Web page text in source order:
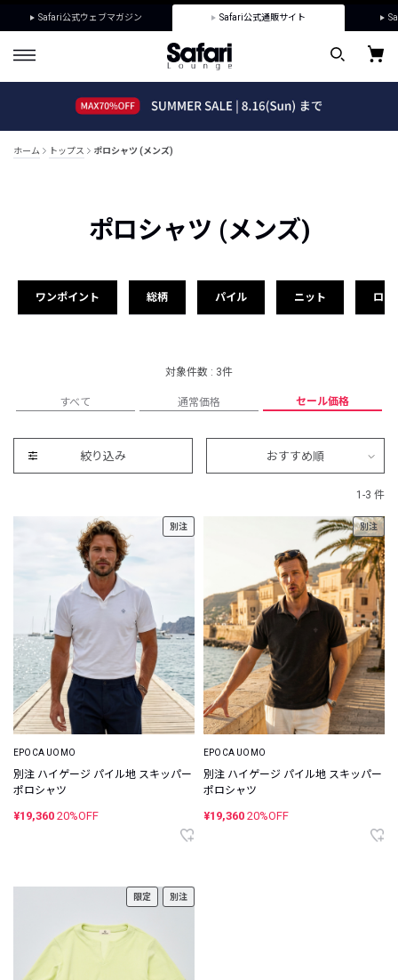
Safari公式ウェブマガジン Safari公式通販サイト
ホーム トップス ポロシャツ (メンズ)
ポロシャツ (メンズ)
ワンポイント 総柄 パイル ニット ロゴ
対象件数 : 3件
すべて 通常価格 セール価格
絞り込み おすすめ順
1-3 件
別注
EPOCA UOMO
別注 ハイゲージ パイル地 スキッパー
ポロシャツ
¥19,360 20%OFF
別注
EPOCA UOMO
別注 ハイゲージ パイル地 スキッパー
ポロシャツ
¥19,360 20%OFF
限定 別注